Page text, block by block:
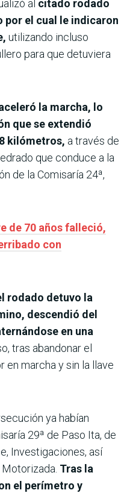
al citado rodado
por el cual le indicaron
utilizando incluso
para que detuviera
la marcha, lo
que se extendió
kilómetros, a través de
que conduce a la
de la Comisaría 24ª,
de 70 años falleció,
con
rodado detuvo la
descendió del
en una
tras abandonar el
en marcha y sin la llave
ya habían
29ª de Paso Ita, de
Investigaciones, así
Tras la
el perímetro y